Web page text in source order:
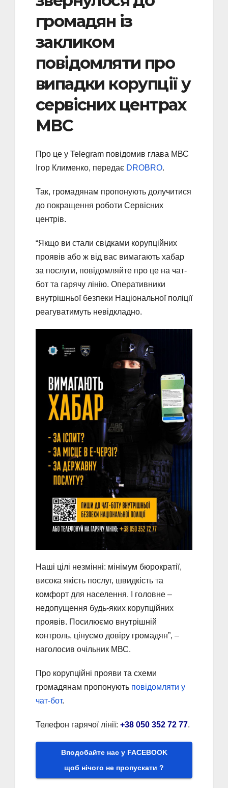
громадян із
закликом
повідомляти про
випадки корупції у
сервісних центрах
МВС
Про це у Telegram повідомив глава МВС
Ігор Клименко, передає DROBRO.
Так, громадянам пропонують долучитися
до покращення роботи Сервісних
центрів.
“Якщо ви стали свідками корупційних
проявів або ж від вас вимагають хабар
за послуги, повідомляйте про це на чат-
бот та гарячу лінію. Оперативники
внутрішньої безпеки Національної поліції
реагуватимуть невідкладно.
Наші цілі незмінні: мінімум бюрократії,
висока якість послуг, швидкість та
комфорт для населення. І головне –
недопущення будь-яких корупційних
проявів. Посилюємо внутрішній
контроль, цінуємо довіру громадян”, –
наголосив очільник МВС.
Про корупційні прояви та схеми
громадянам пропонують повідомляти у
чат-бот.
Телефон гарячої лінії: +38 050 352 72 77.
Вподобайте нас у FACEBOOK
щоб нічого не пропускати ?